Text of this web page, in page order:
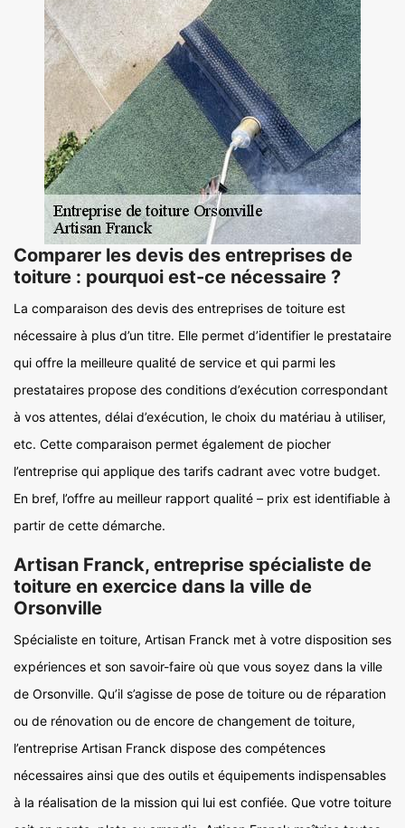
Comparer les devis des entreprises de
toiture : pourquoi est-ce nécessaire ?
La comparaison des devis des entreprises de toiture est
nécessaire à plus d’un titre. Elle permet d’identifier le prestataire
qui offre la meilleure qualité de service et qui parmi les
prestataires propose des conditions d’exécution correspondant
à vos attentes, délai d’exécution, le choix du matériau à utiliser,
etc. Cette comparaison permet également de piocher
l’entreprise qui applique des tarifs cadrant avec votre budget.
En bref, l’offre au meilleur rapport qualité – prix est identifiable à
partir de cette démarche.
Artisan Franck, entreprise spécialiste de
toiture en exercice dans la ville de
Orsonville
Spécialiste en toiture, Artisan Franck met à votre disposition ses
expériences et son savoir-faire où que vous soyez dans la ville
de Orsonville. Qu’il s’agisse de pose de toiture ou de réparation
ou de rénovation ou de encore de changement de toiture,
l’entreprise Artisan Franck dispose des compétences
nécessaires ainsi que des outils et équipements indispensables
à la réalisation de la mission qui lui est confiée. Que votre toiture